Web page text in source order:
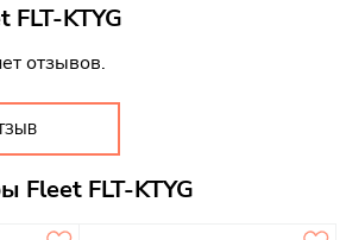
FLT-KTYG
отзывов.
Fleet FLT-KTYG